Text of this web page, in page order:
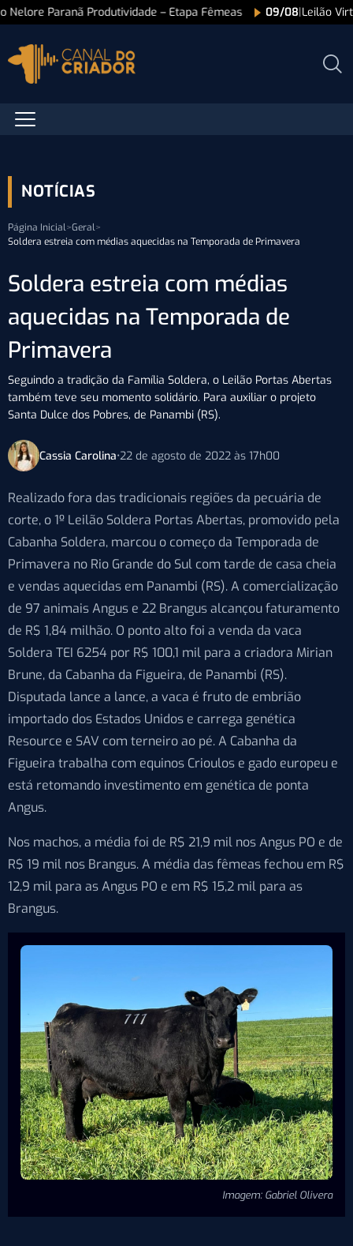
Nelore Paranã Produtividade – Etapa Fêmeas 09/08|Leilão
NOTÍCIAS
Página Inicial>Geral>
Soldera estreia com médias aquecidas na Temporada de Primavera
Soldera estreia com médias
aquecidas na Temporada de
Primavera
Seguindo a tradição da Família Soldera, o Leilão Portas Abertas
também teve seu momento solidário. Para auxiliar o projeto
Santa Dulce dos Pobres, de Panambi (RS).
Cassia Carolina•22 de agosto de 2022 às 17h00
Realizado fora das tradicionais regiões da pecuária de
corte, o 1º Leilão Soldera Portas Abertas, promovido pela
Cabanha Soldera, marcou o começo da Temporada de
Primavera no Rio Grande do Sul com tarde de casa cheia
e vendas aquecidas em Panambi (RS). A comercialização
de 97 animais Angus e 22 Brangus alcançou faturamento
de R$ 1,84 milhão. O ponto alto foi a venda da vaca
Soldera TEI 6254 por R$ 100,1 mil para a criadora Mirian
Brune, da Cabanha da Figueira, de Panambi (RS).
Disputada lance a lance, a vaca é fruto de embrião
importado dos Estados Unidos e carrega genética
Resource e SAV com terneiro ao pé. A Cabanha da
Figueira trabalha com equinos Crioulos e gado europeu e
está retomando investimento em genética de ponta
Angus.
Nos machos, a média foi de R$ 21,9 mil nos Angus PO e de
R$ 19 mil nos Brangus. A média das fêmeas fechou em R$
12,9 mil para as Angus PO e em R$ 15,2 mil para as
Brangus.
Imagem: Gabriel Olivera